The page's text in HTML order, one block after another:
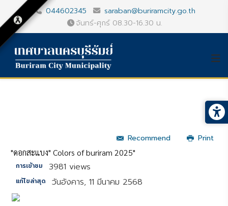
044602345
saraban@buriramcity.go.th
จันทร์-ศุกร์ 08.30-16.30 น.
Recommend
Print
"ดอกสะแบง" Colors of buriram 2025"
การเข้าชม 3981 views
แก้ไขล่าสุด วันอังคาร, 11 มีนาคม 2568